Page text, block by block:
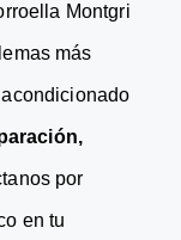
Montgri
más
por
en tu